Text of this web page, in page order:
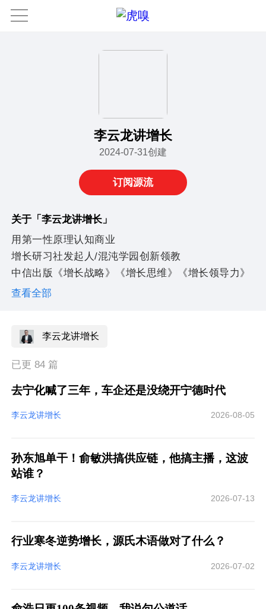
李云龙讲增长
2024-07-31创建
订阅源流
关于「李云龙讲增长」
用第一性原理认知商业
增长研习社发起人/混沌学园创新领教
中信出版《增长战略》《增长思维》《增长领导力》
增长研习社发起人/混沌创新领教
查看全部
李云龙讲增长
已更 84 篇
去宁化喊了三年，车企还是没绕开宁德时代
李云龙讲增长 2026-08-05
孙东旭单干！俞敏洪搞供应链，他搞主播，这波
站谁？
李云龙讲增长 2026-07-13
行业寒冬逆势增长，源氏木语做对了什么？
李云龙讲增长 2026-07-02